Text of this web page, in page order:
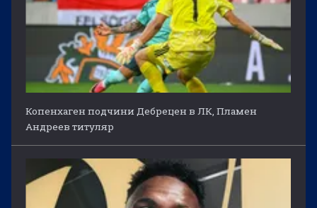
Копенхаген подчини Дебрецен в ЛК, Пламен
Андреев титуляр